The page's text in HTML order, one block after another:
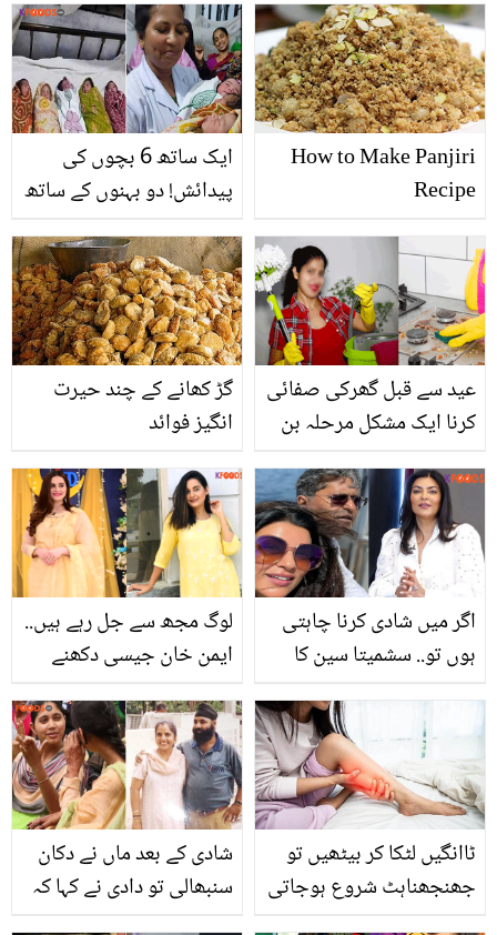
ایک ساتھ 6 بچوں کی
پیدائش! دو بہنوں کے ساتھ
بچے کس حال میں ہیں؟
How to Make Panjiri
Recipe
گڑ کھانے کے چند حیرت
انگیز فوائد
عید سے قبل گھرکی صفائی
کرنا ایک مشکل مرحلہ بن
ایسی ٹپس جو گھر کو
جگمگا دیں
لوگ مجھ سے جل رہے ہیں..
ایمن خان جیسی دکھنے
پھٹ پڑیں
اگر میں شادی کرنا چاہتی
ہوں تو.. سشمیتا سین کا
متعلق اہم انکشاف! تنقید
کرنے والوں کے منہ بند
ہوگئے
شادی کے بعد ماں نے دکان
سنبھالی تو دادی نے کہا کہ
ٹاانگیں لٹکا کر بیٹھیں تو
جھنجھناہٹ شروع ہوجاتی